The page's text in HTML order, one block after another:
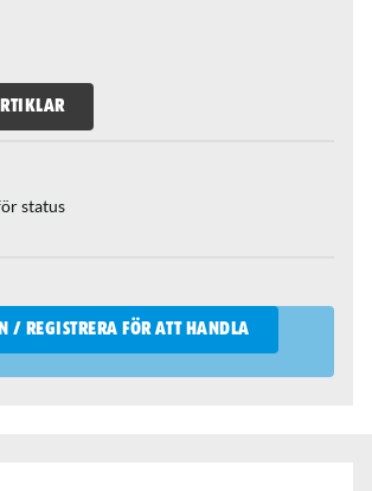
status
/ REGISTRERA FÖR ATT HANDLA